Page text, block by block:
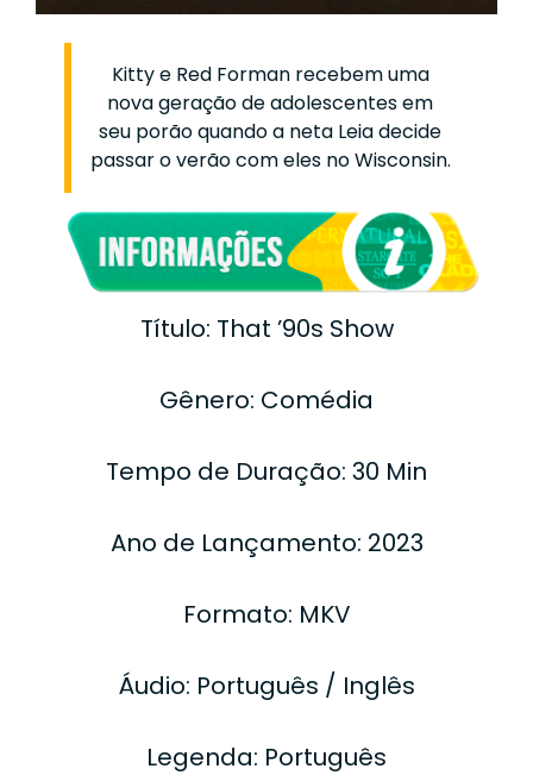
Kitty e Red Forman recebem uma
nova geração de adolescentes em
seu porão quando a neta Leia decide
passar o verão com eles no Wisconsin.
Título: That ’90s Show
Gênero: Comédia
Tempo de Duração: 30 Min
Ano de Lançamento: 2023
Formato: MKV
Áudio: Português / Inglês
Legenda: Português